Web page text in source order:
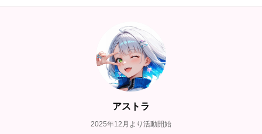
アストラ
2025年12月より活動開始